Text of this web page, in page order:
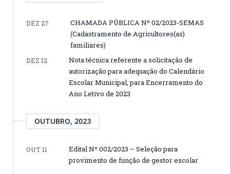
DEZ 27
CHAMADA PÚBLICA Nº 02/2023-SEMAS
(Cadastramento de Agricultores(as)
familiares)
DEZ 12
Nota técnica referente a solicitação de
autorização para adequação do Calendário
Escolar Municipal, para Encerramento do
Ano Letivo de 2023
OUTUBRO, 2023
OUT 11
Edital Nº 002/2023 – Seleção para
provimento de função de gestor escolar